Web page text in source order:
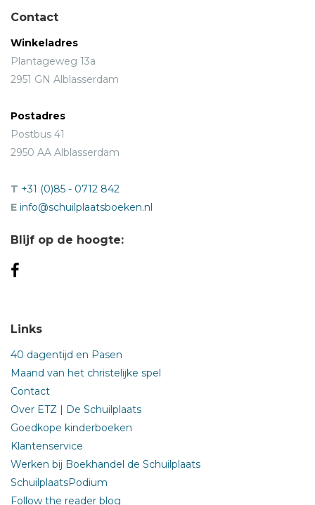
Contact
Winkeladres
Plantageweg 13a
2951 GN Alblasserdam
Postadres
Postbus 41
2950 AA Alblasserdam
T +31 (0)85 - 0712 842
E info@schuilplaatsboeken.nl
Blijf op de hoogte:
Links
40 dagentijd en Pasen
Maand van het christelijke spel
Contact
Over ETZ | De Schuilplaats
Goedkope kinderboeken
Klantenservice
Werken bij Boekhandel de Schuilplaats
SchuilplaatsPodium
Follow the reader blog